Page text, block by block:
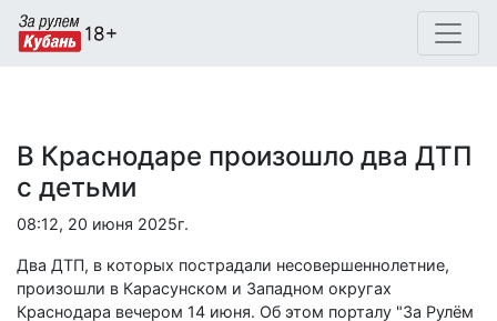
В Краснодаре произошло два ДТП
с детьми
08:12, 20 июня 2025г.
Два ДТП, в которых пострадали несовершеннолетние,
произошли в Карасунском и Западном округах
Краснодара вечером 14 июня. Об этом порталу "За Рулём